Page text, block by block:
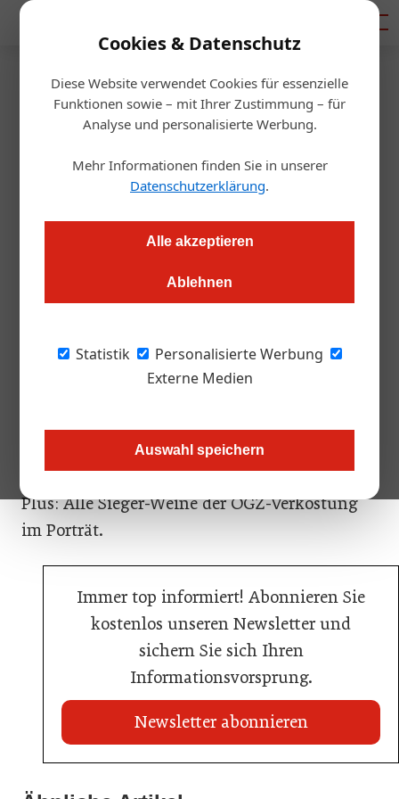
Cookies & Datenschutz
Diese Website verwendet Cookies für essenzielle
Funktionen sowie – mit Ihrer Zustimmung – für
Analyse und personalisierte Werbung.
Mehr Informationen finden Sie in unserer
Datenschutzerklärung.
Alle akzeptieren
Ablehnen
Statistik
Personalisierte Werbung
Externe Medien
Auswahl speichern
Startseite/Allgemein
Der beste Wein zu
Martinigansl und Wildbret
Wild! Martini-Gansl! Allein die Worte lassen einem das
Wasser im Mund zusammenlaufen. Besser als Wasser
Welche Sorten am besten passen, klärte das
Blindprobe bei Roland Trappmaier vom
„Friedensrichter“ (Wien 2).
Plus: Alle Sieger-Weine der ÖGZ-Verkostung
im Porträt.
Immer top informiert! Abonnieren Sie
kostenlos unseren Newsletter und
sichern Sie sich Ihren
Informationsvorsprung.
Newsletter abonnieren